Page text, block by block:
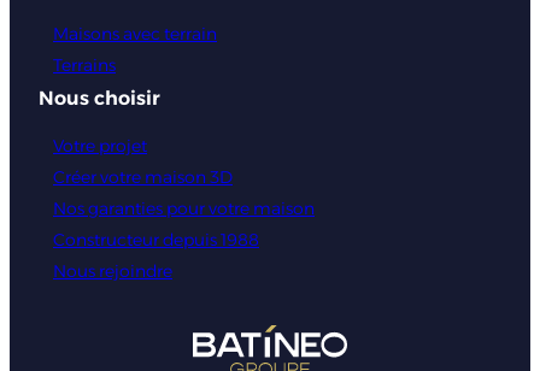
Maisons avec terrain
Terrains
Nous choisir
Votre projet
Créer votre maison 3D
Nos garanties pour votre maison
Constructeur depuis 1988
Nous rejoindre